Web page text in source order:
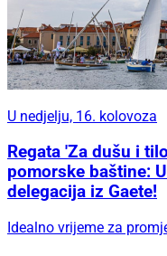
U nedjelju, 16. kolovoza
Regata 'Za dušu i
pomorske baštine:
delegacija iz Gaete!
Idealno vrijeme za